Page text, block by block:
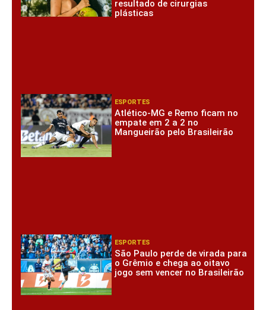
resultado de cirurgias
plásticas
ESPORTES
Atlético-MG e Remo ficam no
empate em 2 a 2 no
Mangueirão pelo Brasileirão
ESPORTES
São Paulo perde de virada para
o Grêmio e chega ao oitavo
jogo sem vencer no Brasileirão